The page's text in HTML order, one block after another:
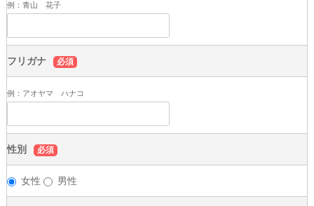
例：青山 花子
フリガナ 必須
例：アオヤマ ハナコ
性別 必須
女性 男性